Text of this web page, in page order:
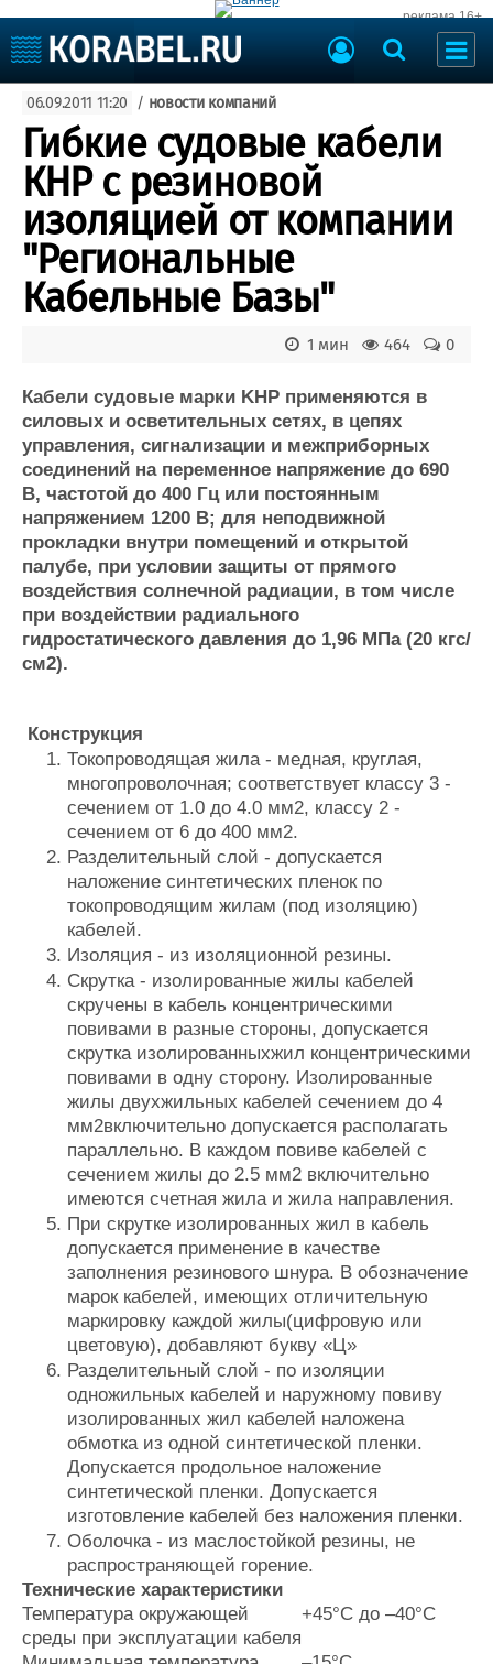
реклама 16+
Судоходство
Судоремонт
События
Пресс-релизы
Порты
ВМФ
Образование
Яхты и катера
Еще
Компании
Репутация
Работа
Крюинг
Журнал
Реклама
Доска объявлений
Оборудование
Изделия
Материалы
Услуги
Конференции
Выставки и семинары
Личности
Флот
Галерея флота
06.09.2011 11:20 / новости компаний
Гибкие судовые кабели
КНР с резиновой
изоляцией от компании
"Региональные
Кабельные Базы"
0
464
1 мин
Кабели судовые марки KHP применяются в
силовых и осветительных сетях, в цепях
управления, сигнализации и межприборных
соединений на переменное напряжение до 690
В, частотой до 400 Гц или постоянным
напряжением 1200 В; для неподвижной
прокладки внутри помещений и открытой
палубе, при условии защиты от прямого
воздействия солнечной радиации, в том числе
при воздействии радиального
гидростатического давления до 1,96 МПа (20 кгс/
см2).
Конструкция
Токопроводящая жила - медная, круглая,
многопроволочная; соответствует классу 3 -
сечением от 1.0 до 4.0 мм2, классу 2 -
сечением от 6 до 400 мм2.
Разделительный слой - допускается
наложение синтетических пленок по
токопроводящим жилам (под изоляцию)
кабелей.
Изоляция - из изоляционной резины.
Скрутка - изолированные жилы кабелей
скручены в кабель концентрическими
повивами в разные стороны, допускается
скрутка изолированныхжил концентрическими
повивами в одну сторону. Изолированные
жилы двухжильных кабелей сечением до 4
мм2включительно допускается распо­лагать
параллельно. В каждом повиве кабелей с
сечением жилы до 2.5 мм2 включительно
имеются счетная жила и жила направления.
При скрутке изолированных жил в кабель
допускается применение в качестве
заполнения резинового шнура. В обозначение
марок кабелей, имеющих отличительную
маркировку каждой жилы(цифровую или
цветовую), добавляют букву «Ц»
Разделительный слой - по изоляции
одножильных кабелей и наружному повиву
изолированных жил кабелей наложена
обмотка из одной син­тетической пленки.
Допускается продольное наложение
синтетической пленки. Допускается
изготовление кабелей без наложения пленки.
Оболочка - из маслостойкой резины, не
распространяющей горение.
Технические характеристики
Температура окружающей
среды при эксплуатации кабеля
+45°С до –40°С